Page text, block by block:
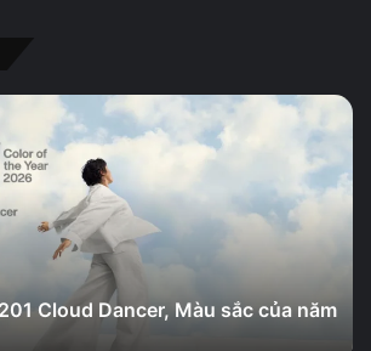
Cloud Dancer, Màu sắc của năm